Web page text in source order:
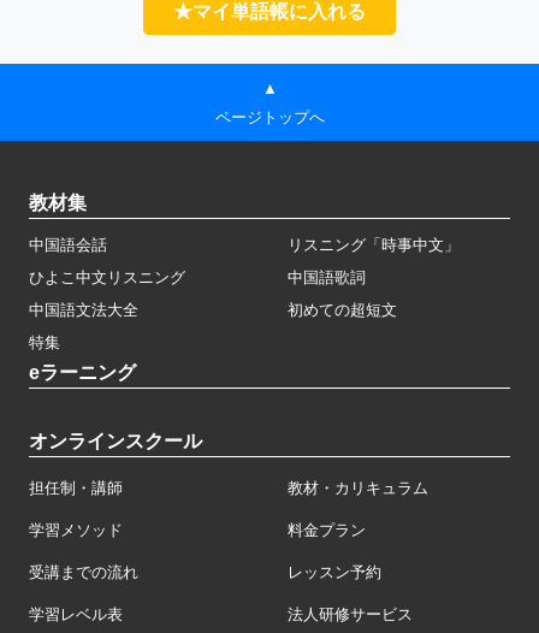
★マイ単語帳に入れる
▲
ページトップへ
教材集
中国語会話
リスニング「時事中文」
ひよこ中文リスニング
中国語歌詞
中国語文法大全
初めての超短文
特集
eラーニング
オンラインスクール
担任制・講師 教材・カリキュラム
学習メソッド 料金プラン
受講までの流れ レッスン予約
学習レベル表 法人研修サービス